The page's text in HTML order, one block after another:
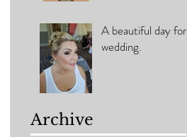
A beautiful day for a
wedding.
Archive